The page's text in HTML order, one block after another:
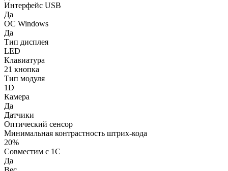
Интерфейс USB
Да
ОC Windows
Да
Тип дисплея
LED
Клавиатура
21 кнопка
Тип модуля
1D
Камера
Да
Датчики
Оптический сенсор
Минимальная контрастность штрих-кода
20%
Совместим с 1С
Да